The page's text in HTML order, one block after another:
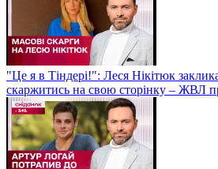
"Це я в Тіндері!": Леся Нікітюк
скаржитись на свою сторінку – ЖВЛ